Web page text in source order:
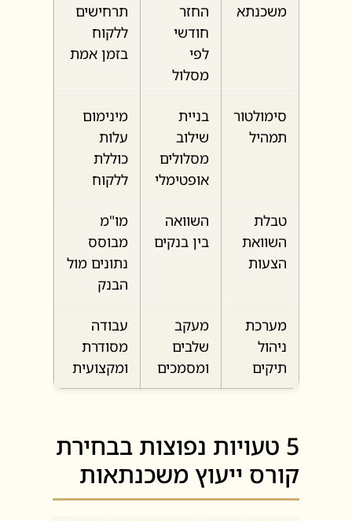
משכנתא
החזר
חודשי
לפי
מסלול
תרחישים
ללקוח
בזמן אמת
סימולטור
תמהיל
בניית
שילוב
מסלולים
אופטימלי
מינימום
עלות
כוללת
ללקוח
טבלת
השוואת
הצעות
השוואה
בין בנקים
מו"מ
מבוסס
נתונים מול
הבנק
מערכת
ניהול
תיקים
מעקב
שלבים
ומסמכים
עבודה
מסודרת
ומקצועית
5 טעויות נפוצות בבחירת
קורס ייעוץ משכנתאות